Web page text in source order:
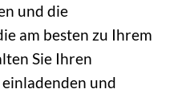
und die
am besten zu Ihrem
Sie Ihren
und